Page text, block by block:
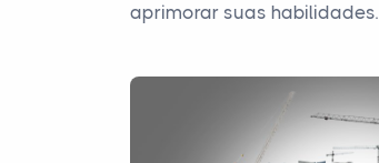
aprimorar suas habilidades.